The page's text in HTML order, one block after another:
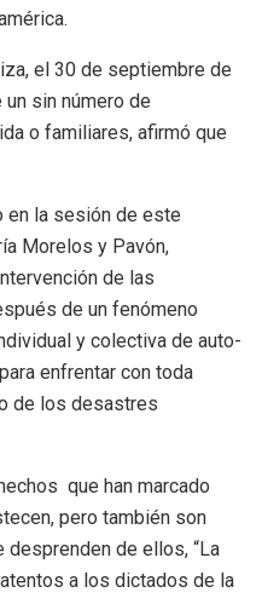
el 30 de septiembre de
sin número de
o familiares, afirmó que
en la sesión de este
Morelos y Pavón,
de las
de un fenómeno
y colectiva de auto-
enfrentar con toda
de los desastres
que han marcado
pero también son
de ellos, “La
a los dictados de la